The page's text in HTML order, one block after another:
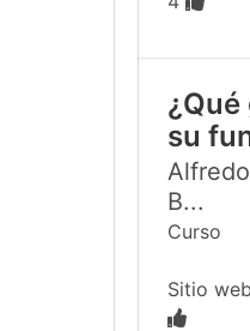
su
B...
Curso
Sitio